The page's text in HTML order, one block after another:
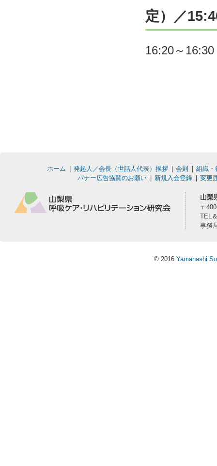
定）／
16:20～
ホーム 発起人／会長（世話人代表）挨拶 会則
組織・
バナー広告協賛のお願い
新規入会登録 変更
山梨
〒
TEL
事務
© 2016 Yamanashi